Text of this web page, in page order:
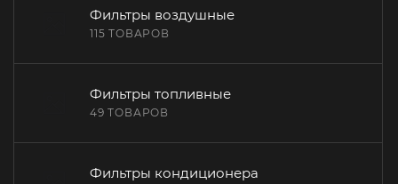
Фильтры воздушные
115 ТОВАРОВ
Фильтры топливные
49 ТОВАРОВ
Фильтры кондиционера